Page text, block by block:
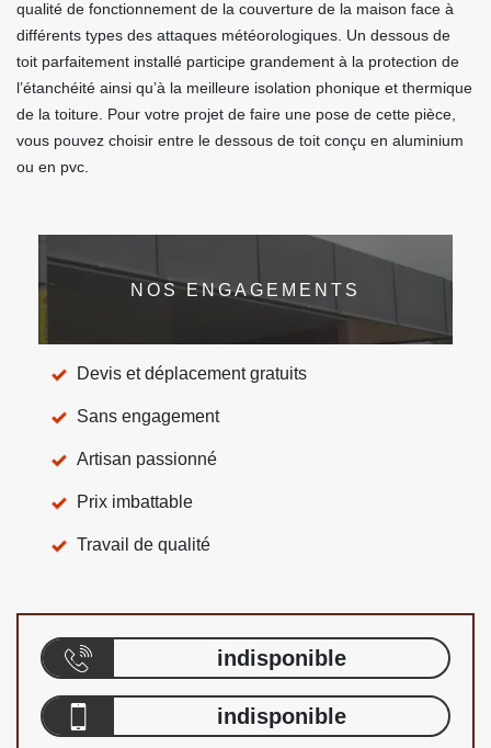
qualité de fonctionnement de la couverture de la maison face à
différents types des attaques météorologiques. Un dessous de
toit parfaitement installé participe grandement à la protection de
l’étanchéité ainsi qu’à la meilleure isolation phonique et thermique
de la toiture. Pour votre projet de faire une pose de cette pièce,
vous pouvez choisir entre le dessous de toit conçu en aluminium
ou en pvc.
NOS ENGAGEMENTS
Devis et déplacement gratuits
Sans engagement
Artisan passionné
Prix imbattable
Travail de qualité
indisponible
indisponible